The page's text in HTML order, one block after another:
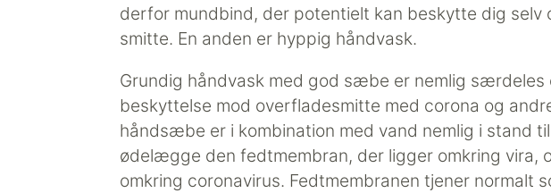
derfor mundbind, der potentielt kan beskytte dig selv
smitte. En anden er hyppig håndvask.
Grundig håndvask med god sæbe er nemlig
beskyttelse mod overfladesmitte med corona og
håndsæbe er i kombination med vand nemlig i stand
ødelægge den fedtmembran, der ligger omkring vira,
omkring coronavirus. Fedtmembranen tjener normalt